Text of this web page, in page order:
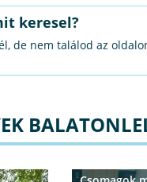
keresel?
de nem találod az